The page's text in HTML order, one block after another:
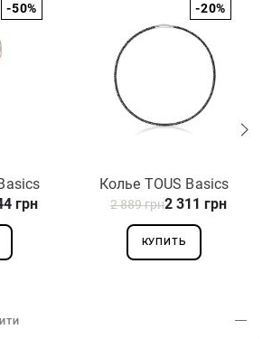
-50%
грн
-20%
Колье TOUS Basics
1004630000
2 889 грн2 311 грн
КУПИТЬ